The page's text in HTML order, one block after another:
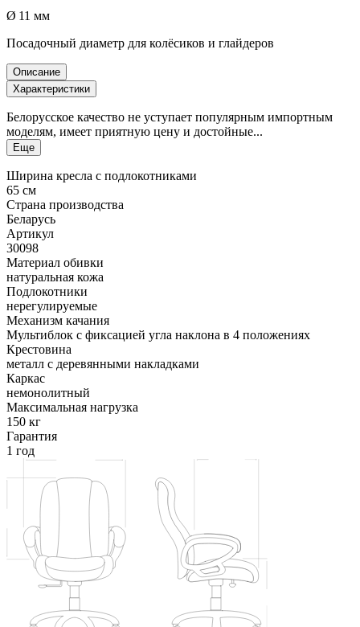
Ø 11 мм
Посадочный диаметр для колёсиков и глайдеров
Описание
Характеристики
Белорусское качество не уступает популярным импортным
моделям, имеет приятную цену и достойные...
Еще
Ширина кресла с подлокотниками
65 см
Страна производства
Беларусь
Артикул
30098
Материал обивки
натуральная кожа
Подлокотники
нерегулируемые
Механизм качания
Мультиблок с фиксацией угла наклона в 4 положениях
Крестовина
металл с деревянными накладками
Каркас
немонолитный
Максимальная нагрузка
150 кг
Гарантия
1 год